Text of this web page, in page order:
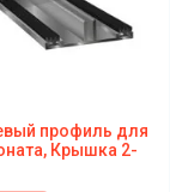
профиль для
Крышка 2-